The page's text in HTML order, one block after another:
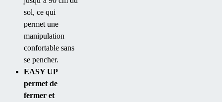
sol, ce qui
permet une
manipulation
confortable sans
se pencher.
EASY UP
permet de
fermer et